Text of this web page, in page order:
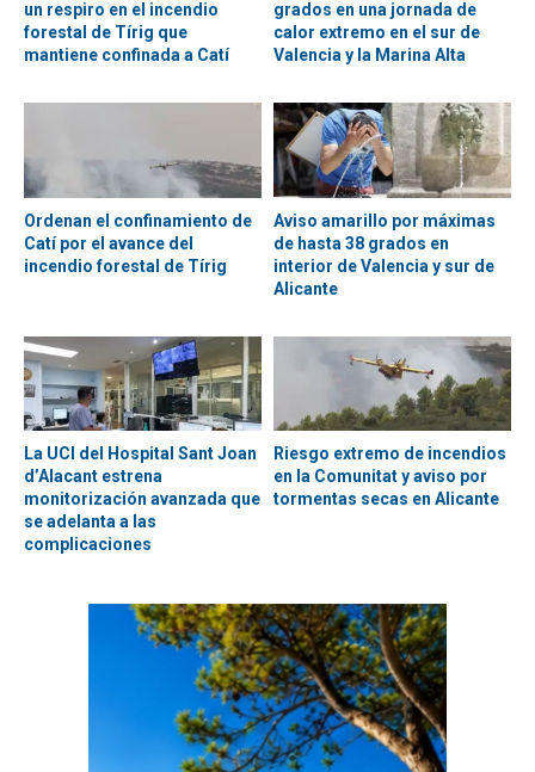
un respiro en el incendio
forestal de Tírig que
mantiene confinada a Catí
grados en una jornada de
calor extremo en el sur de
Valencia y la Marina Alta
Ordenan el confinamiento de
Catí por el avance del
incendio forestal de Tírig
Aviso amarillo por máximas
de hasta 38 grados en
interior de Valencia y sur de
Alicante
La UCI del Hospital Sant Joan
d’Alacant estrena
monitorización avanzada que
se adelanta a las
complicaciones
Riesgo extremo de incendios
en la Comunitat y aviso por
tormentas secas en Alicante